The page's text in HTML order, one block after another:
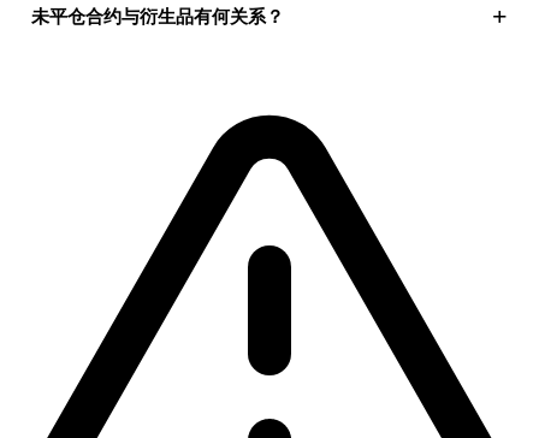
未平仓合约与衍生品有何关系？ +